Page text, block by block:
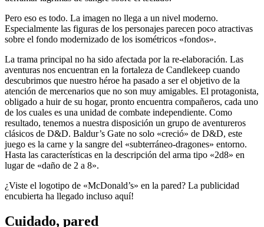
Pero eso es todo. La imagen no llega a un nivel moderno.
Especialmente las figuras de los personajes parecen poco atractivas
sobre el fondo modernizado de los isométricos «fondos».
La trama principal no ha sido afectada por la re-elaboración. Las
aventuras nos encuentran en la fortaleza de Candlekeep cuando
descubrimos que nuestro héroe ha pasado a ser el objetivo de la
atención de mercenarios que no son muy amigables. El protagonista,
obligado a huir de su hogar, pronto encuentra compañeros, cada uno
de los cuales es una unidad de combate independiente. Como
resultado, tenemos a nuestra disposición un grupo de aventureros
clásicos de D&D. Baldur’s Gate no solo «creció» de D&D, este
juego es la carne y la sangre del «subterráneo-dragones» entorno.
Hasta las características en la descripción del arma tipo «2d8» en
lugar de «daño de 2 a 8».
¿Viste el logotipo de «McDonald’s» en la pared? La publicidad
encubierta ha llegado incluso aquí!
Cuidado, pared